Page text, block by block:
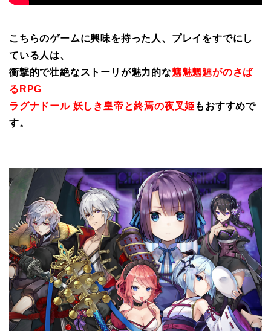
こちらのゲームに興味を持った人、プレイをすでにし
ている人は、
衝撃的で壮絶なストーリが魅力的な魑魅魍魎がのさば
るRPG
ラグナドール 妖しき皇帝と終焉の夜叉姫 もおすすめで
す。